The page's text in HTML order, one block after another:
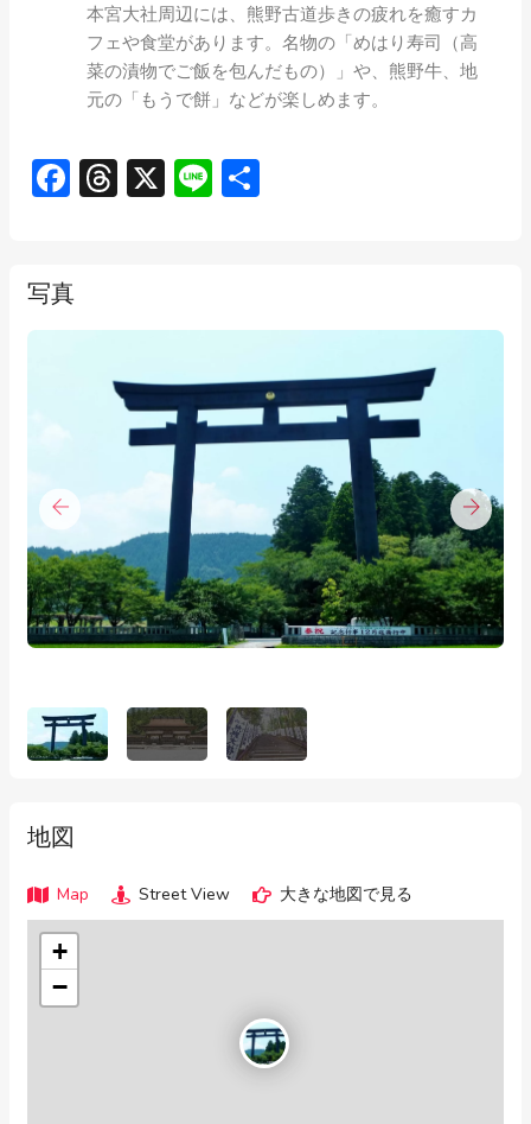
本宮大社周辺には、熊野古道歩きの疲れを癒すカ
フェや食堂があります。名物の「めはり寿司（高
菜の漬物でご飯を包んだもの）」や、熊野牛、地
元の「もうで餅」などが楽しめます。
Facebook
Threads
X Line
写真
地図
Map Street View 大きな地図で見る
+
−